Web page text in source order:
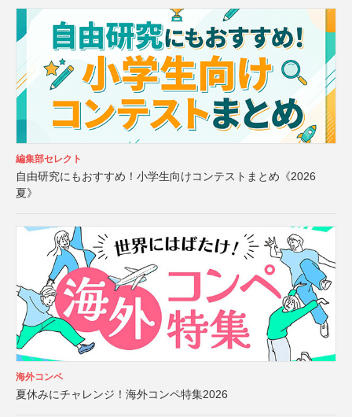
編集部セレクト
自由研究にもおすすめ！小学生向けコンテストまとめ《2026
夏》
海外コンペ
夏休みにチャレンジ！海外コンペ特集2026